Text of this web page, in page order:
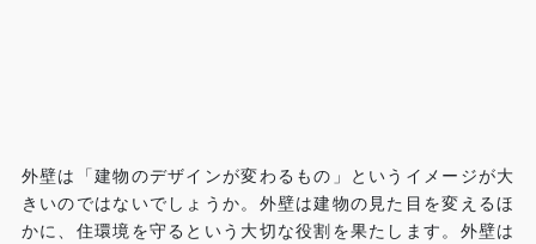
外壁は「建物のデザインが変わるもの」というイメージが大
きいのではないでしょうか。外壁は建物の見た目を変えるほ
かに、住環境を守るという大切な役割を果たします。外壁は